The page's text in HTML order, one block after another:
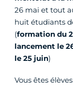
26 mai et tout
huit étudiants
(formation du
lancement le
le 25 juin)
Vous êtes